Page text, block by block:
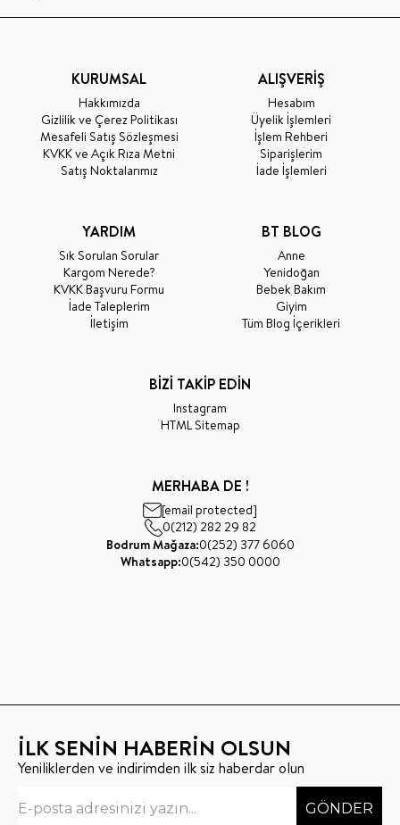
KURUMSAL
Hakkımızda
Gizlilik ve Çerez Politikası
Mesafeli Satış Sözleşmesi
KVKK ve Açık Rıza Metni
Satış Noktalarımız
ALIŞVERİŞ
Hesabım
Üyelik İşlemleri
İşlem Rehberi
Siparişlerim
İade İşlemleri
YARDIM
Sık Sorulan Sorular
Kargom Nerede?
KVKK Başvuru Formu
İade Taleplerim
İletişim
BT BLOG
Anne
Yenidoğan
Bebek Bakım
Giyim
Tüm Blog İçerikleri
BİZİ TAKİP EDİN
Instagram
HTML Sitemap
MERHABA DE !
[email protected]
0(212) 282 29 82
Bodrum Mağaza:0(252) 377 6060
Whatsapp:0(542) 350 0000
İLK SENİN HABERİN OLSUN
Yeniliklerden ve indirimden ilk siz haberdar olun
GÖNDER